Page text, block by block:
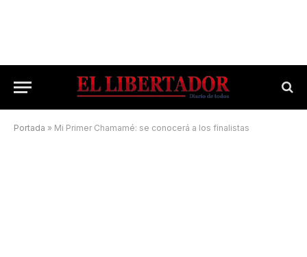
Portada » Mi Primer Chamamé: se conocerá a los finalistas